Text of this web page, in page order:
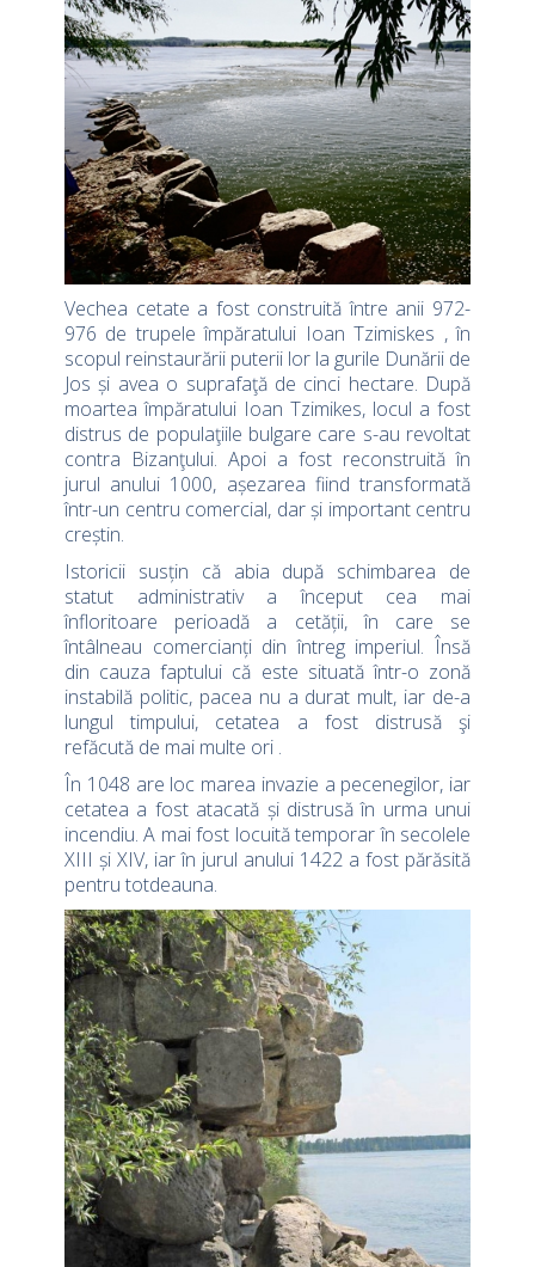
Vechea cetate a fost construită între anii 972-
976 de trupele împăratului Ioan Tzimiskes , în
scopul reinstaurării puterii lor la gurile Dunării de
Jos și avea o suprafaţă de cinci hectare. După
moartea împăratului Ioan Tzimikes, locul a fost
distrus de populaţiile bulgare care s-au revoltat
contra Bizanţului. Apoi a fost reconstruită în
jurul anului 1000, așezarea fiind transformată
într-un centru comercial, dar și important centru
creștin.
Istoricii susțin că abia după schimbarea de
statut administrativ a început cea mai
înfloritoare perioadă a cetății, în care se
întâlneau comercianți din întreg imperiul. Însă
din cauza faptului că este situată într-o zonă
instabilă politic, pacea nu a durat mult, iar de-a
lungul timpului, cetatea a fost distrusă şi
refăcută de mai multe ori .
În 1048 are loc marea invazie a pecenegilor, iar
cetatea a fost atacată și distrusă în urma unui
incendiu. A mai fost locuită temporar în secolele
XIII și XIV, iar în jurul anului 1422 a fost părăsită
pentru totdeauna.